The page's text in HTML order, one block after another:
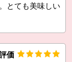
とても美味しい
価